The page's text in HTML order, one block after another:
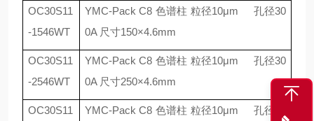
OC30S11
-1546WT
YMC-Pack C8 色谱柱 粒径10μm 孔径30
0A 尺寸150×4.6mm
OC30S11
-2546WT
YMC-Pack C8 色谱柱 粒径10μm 孔径30
0A 尺寸250×4.6mm
OC30S11
YMC-Pack C8 色谱柱 粒径10μm 孔径